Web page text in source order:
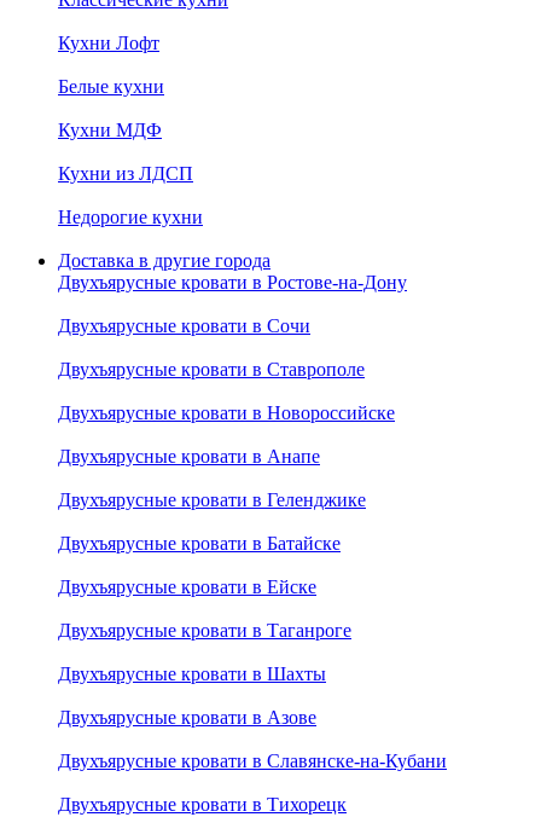
Кухни Лофт
Белые кухни
Кухни МДФ
Кухни из ЛДСП
Недорогие кухни
Доставка в другие города
Двухъярусные кровати в Ростове-на-Дону
Двухъярусные кровати в Сочи
Двухъярусные кровати в Ставрополе
Двухъярусные кровати в Новороссийске
Двухъярусные кровати в Анапе
Двухъярусные кровати в Геленджике
Двухъярусные кровати в Батайске
Двухъярусные кровати в Ейске
Двухъярусные кровати в Таганроге
Двухъярусные кровати в Шахты
Двухъярусные кровати в Азове
Двухъярусные кровати в Славянске-на-Кубани
Двухъярусные кровати в Тихорецк